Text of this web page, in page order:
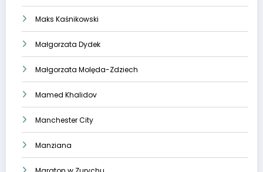
Maks Kaśnikowski
Małgorzata Dydek
Małgorzata Molęda-Zdziech
Mamed Khalidov
Manchester City
Manziana